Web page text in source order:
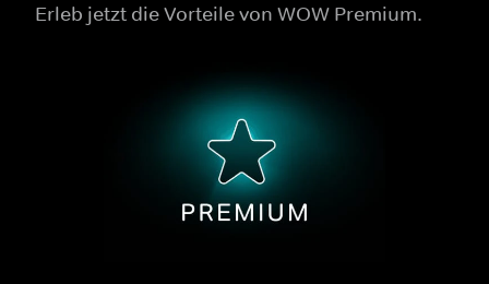
Erleb jetzt die Vorteile von WOW Premium.